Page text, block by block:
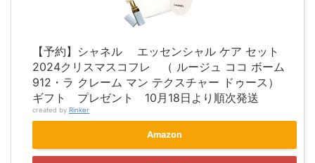
【予約】シャネル エッセンシャル ケア セット
2024クリスマスコフレ （ ルージュ ココ ボーム
912・ラ クレーム マン テクスチャー ドゥース）
ギフト プレゼント 10月18日より順次発送
created by Rinker
Amazon